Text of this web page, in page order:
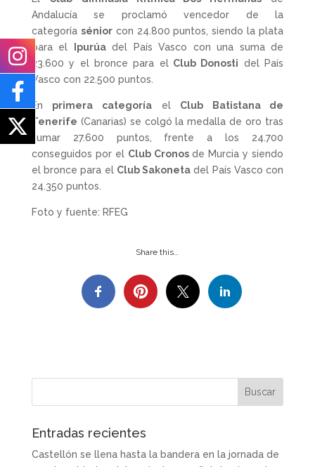
Andalucía se proclamó vencedor de la
categoría séniorcon 24.800 puntos, siendo la plata
para el
Ipurúadel País Vasco con una suma de
23.600 y el bronce para elClub Donosti del País
Vasco con 22.500 puntos.
En primera categoríael Club Batistana de
Tenerife (Canarias) se colgó la medalla de oro tras
sumar 27.600 puntos, frente a los 24.700
conseguidos por el Club Cronosde Murcia y siendo
el bronce para el Club Sakoneta del País Vasco con
24.350 puntos.
Foto y fuente: RFEG
Share this…
Entradas recientes
Castellón se llena hasta la bandera en la jornada de